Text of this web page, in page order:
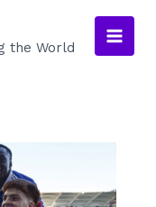
the World
Main